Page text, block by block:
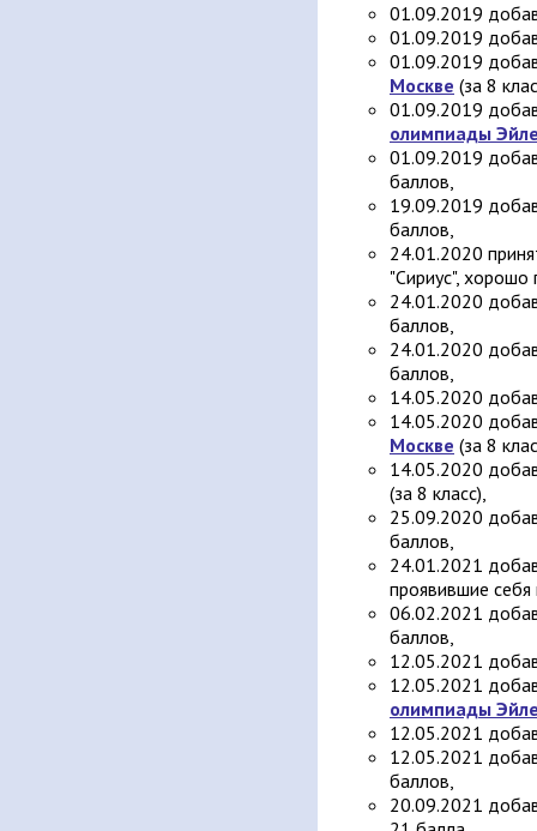
01.09.2019
01.09.2019
01.09.2019
Москве (за 8
01.09.2019
олимпиады
01.09.2019
баллов,
19.09.2019
баллов,
24.01.2020
"Сириус", хорошо
24.01.2020
баллов,
24.01.2020
баллов,
14.05.2020
14.05.2020
Москве (за 8
14.05.2020
(за 8 класс),
25.09.2020
баллов,
24.01.2021
проявившие себя
06.02.2021
баллов,
12.05.2021
12.05.2021
олимпиады
12.05.2021
12.05.2021
баллов,
20.09.2021